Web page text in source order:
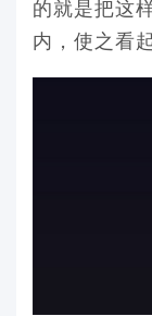
的就是把这
内，使之看